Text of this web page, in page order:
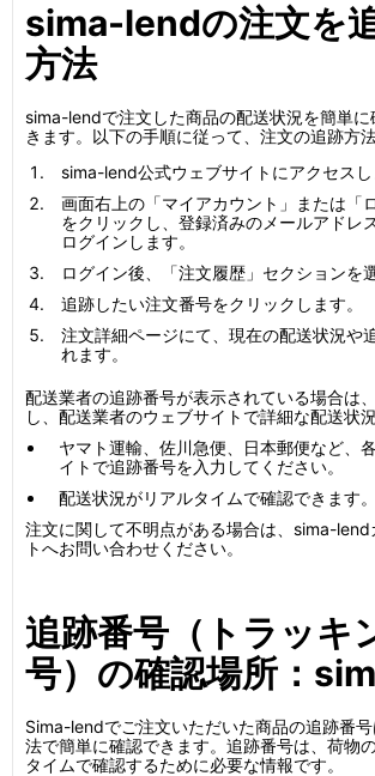
sima-lendの注文を
方法
sima-lendで注文した商品の配送状況を簡単
きます。以下の手順に従って、注文の追跡方
sima-lend公式ウェブサイトにアクセスし
画面右上の「マイアカウント」または「
をクリックし、登録済みのメールアドレ
ログインします。
ログイン後、「注文履歴」セクションを
追跡したい注文番号をクリックします。
注文詳細ページにて、現在の配送状況や
れます。
配送業者の追跡番号が表示されている場合は
し、配送業者のウェブサイトで詳細な配送状
ヤマト運輸、佐川急便、日本郵便など、
イトで追跡番号を入力してください。
配送状況がリアルタイムで確認できます。
注文に関して不明点がある場合は、sima-lend
トへお問い合わせください。
追跡番号（トラッキ
号）の確認場所：
Sima-lendでご注文いただいた商品の追跡番
法で簡単に確認できます。追跡番号は、荷物
タイムで確認するために必要な情報です。